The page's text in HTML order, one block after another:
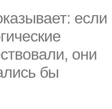
если
они
бы